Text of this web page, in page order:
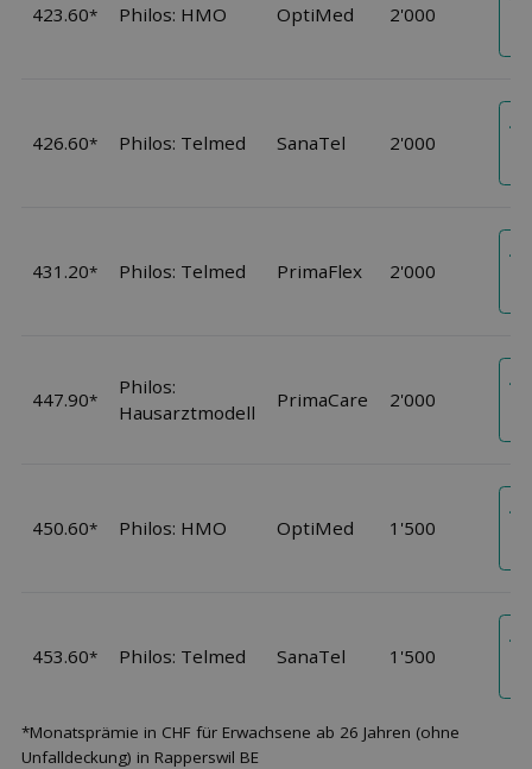
423.60* Philos: HMO OptiMed 2'000
426.60* Philos: Telmed SanaTel 2'000
431.20* Philos: Telmed PrimaFlex 2'000
447.90*
Philos:
Hausarztmodell
PrimaCare 2'000
450.60* Philos: HMO OptiMed 1'500
453.60* Philos: Telmed SanaTel 1'500
*Monatsprämie in CHF für Erwachsene ab 26 Jahren (ohne
Unfalldeckung) in Rapperswil BE